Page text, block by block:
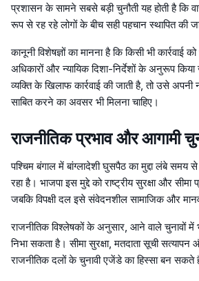
प्रशासन के सामने सबसे बड़ी चुनौती यह होती है कि
रूप से रह रहे लोगों के बीच सही पहचान स्थापित की
कानूनी विशेषज्ञों का मानना है कि किसी भी कार्रवाई
अधिकारों और न्यायिक दिशा-निर्देशों के अनुरूप किया
व्यक्ति के खिलाफ कार्रवाई की जाती है, तो उसे अपनी
साबित करने का अवसर भी मिलना चाहिए।
राजनीतिक प्रभाव और आगामी
पश्चिम बंगाल में बांग्लादेशी घुसपैठ का मुद्दा लंबे समय
रहा है। भाजपा इस मुद्दे को राष्ट्रीय सुरक्षा और
जबकि विपक्षी दल इसे संवेदनशील सामाजिक और
राजनीतिक विश्लेषकों के अनुसार, आने वाले चुनावों में
निभा सकता है। सीमा सुरक्षा, मतदाता सूची
राजनीतिक दलों के चुनावी एजेंडे का हिस्सा बन सकते